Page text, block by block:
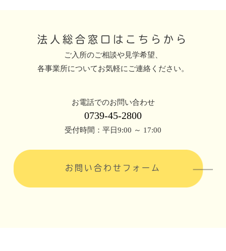
法人総合窓口はこちらから
ご入所のご相談や見学希望、
各事業所についてお気軽にご連絡ください。
お電話でのお問い合わせ
0739-45-2800
受付時間：平日9:00 ～ 17:00
お問い合わせフォーム